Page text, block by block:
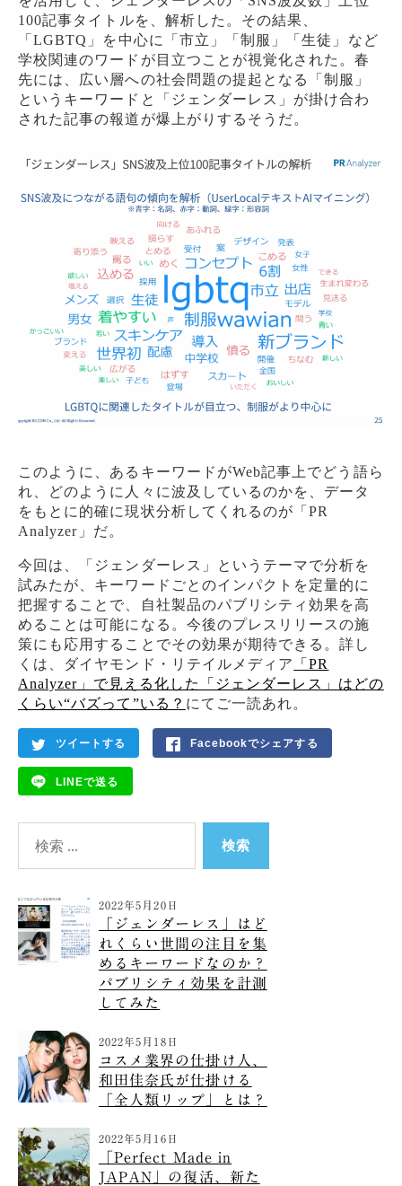
100記事タイトルを、解析した。その結果、
「LGBTQ」を中心に「市立」「制服」「生徒」など
学校関連のワードが目立つことが視覚化された。春
先には、広い層への社会問題の提起となる「制服」
というキーワードと「ジェンダーレス」が掛け合わ
された記事の報道が爆上がりするそうだ。
このように、あるキーワードがWeb記事上でどう語ら
れ、どのように人々に波及しているのかを、データ
をもとに的確に現状分析してくれるのが「PR
Analyzer」だ。
今回は、「ジェンダーレス」というテーマで分析を
試みたが、キーワードごとのインパクトを定量的に
把握することで、自社製品のパブリシティ効果を高
めることは可能になる。今後のプレスリリースの施
策にも応用することでその効果が期待できる。詳し
くは、ダイヤモンド・リテイルメディア
「PR
Analyzer」で見える化した「ジェンダーレス」はどの
くらい“バズって”いる？ にてご一読あれ。
ツイートする Facebookでシェアする
LINEで送る
象:
2022年5月20日
「ジェンダーレス」はど
れくらい世間の注目を集
めるキーワードなのか？
パブリシティ効果を計測
してみた
2022年5月18日
コスメ業界の仕掛け人、
和田佳奈氏が仕掛ける
「全人類リップ」とは？
2022年5月16日
「Perfect Made in
JAPAN」の復活、新た